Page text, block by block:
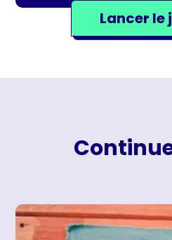
Lancer le